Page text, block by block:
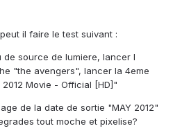
il faire le test suivant :
source de lumiere, lancer l
"the avengers", lancer la 4eme
2012 Movie - Official [HD]"
de la date de sortie "MAY 2012"
tout moche et pixelise?